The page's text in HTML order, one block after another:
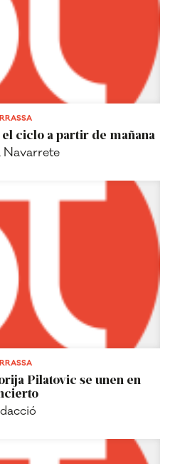
ciclo a partir de mañana
Navarrete
Pilatovic se unen en